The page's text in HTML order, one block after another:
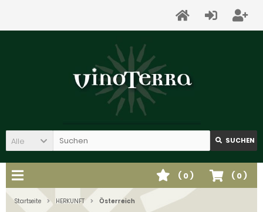
Alle SUCHEN
( 0)
( 0)
Startseite HERKUNFT Österreich